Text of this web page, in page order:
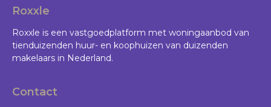
Roxxle
Roxxle is een vastgoedplatform met woningaanbod van
tienduizenden huur- en koophuizen van duizenden
makelaars in Nederland.
Contact